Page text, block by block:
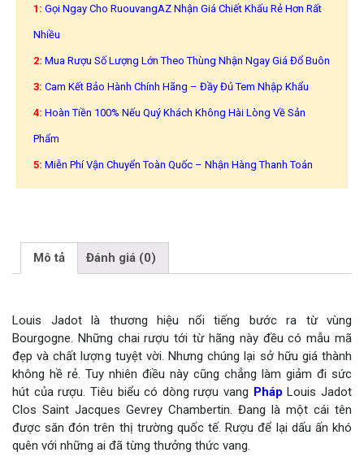
1: Gọi Ngay Cho RuouvangAZ Nhận Giá Chiết Khấu Rẻ Hơn Rất
Nhiều
2: Mua Rượu Số Lượng Lớn Theo Thùng Nhận Ngay Giá Đổ Buôn
3: Cam Kết Bảo Hành Chính Hãng – Đầy Đủ Tem Nhập Khẩu
4: Hoàn Tiền 100% Nếu Quý Khách Không Hài Lòng Về Sản
Phẩm
5: Miễn Phí Vận Chuyển Toàn Quốc – Nhận Hàng Thanh Toán
Mô tả Đánh giá (0)
Louis Jadot là thương hiệu nổi tiếng bước ra từ vùng
Bourgogne. Những chai rượu tới từ hãng này đều có mẫu mã
đẹp và chất lượng tuyệt vời. Nhưng chúng lại sở hữu giá thành
không hề rẻ. Tuy nhiên điều này cũng chẳng làm giảm đi sức
hút của rượu. Tiêu biểu có dòng rượu vang Pháp Louis Jadot
Clos Saint Jacques Gevrey Chambertin. Đang là một cái tên
được săn đón trên thị trường quốc tế. Rượu để lại dấu ấn khó
quên với những ai đã từng thưởng thức vang.